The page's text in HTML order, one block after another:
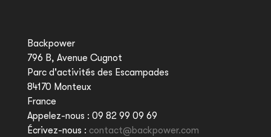
Backpower
796 B, Avenue Cugnot
Parc d'activités des Escampades
84170 Monteux
France
Appelez-nous : 09 82 99 09 69
Écrivez-nous : contact@backpower.com